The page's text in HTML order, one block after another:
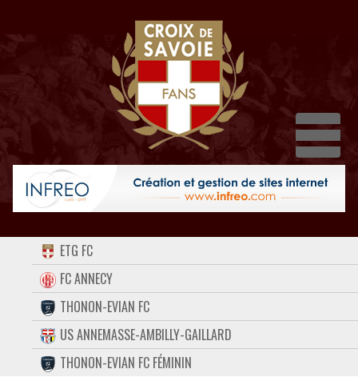
ACCUEIL
FORUM
CONTACT
FACEBOOK
TWITTER
ETG FC
FC ANNECY
THONON-EVIAN FC
US ANNEMASSE-AMBILLY-GAILLARD
THONON-EVIAN FC FÉMININ